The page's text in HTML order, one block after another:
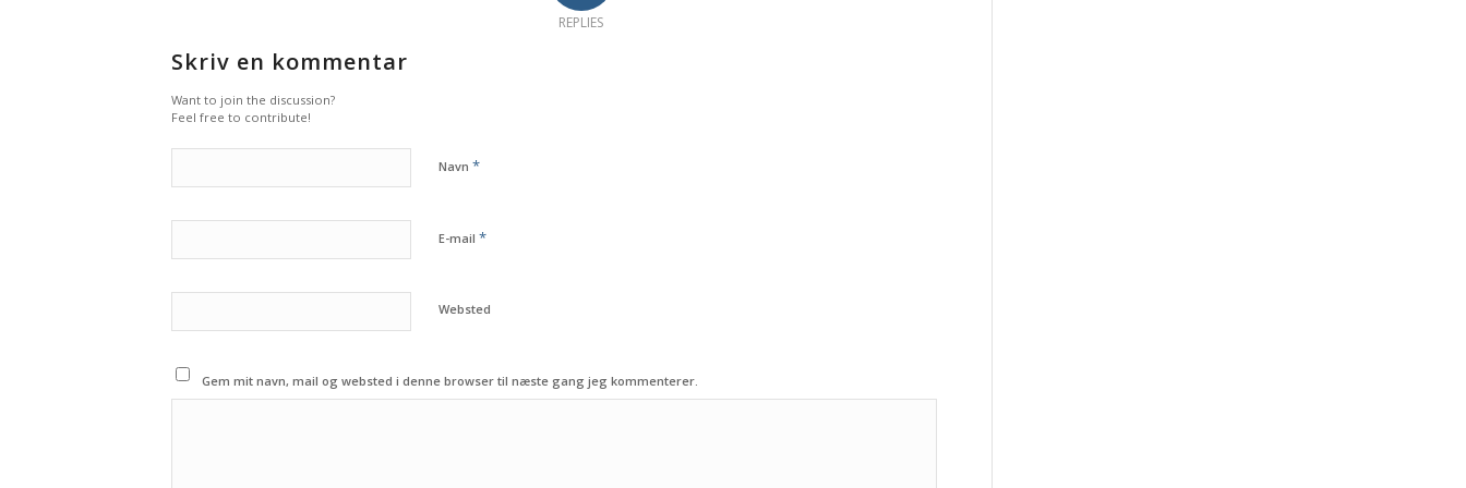
REPLIES
Skriv en kommentar
Want to join the discussion?
Feel free to contribute!
Navn *
E-mail *
Websted
Gem mit navn, mail og websted i denne browser til næste gang jeg kommenterer.